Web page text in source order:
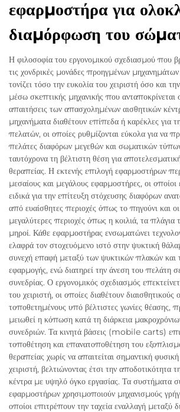
εφαρμοστήρα για
διαμόρφωση του
Η φιλοσοφία του εργονομικού σχεδιασμού που
τις χονδρικές μονάδες προηγμένων
τονίζει τόσο την ευκολία του χειριστή όσο και
μέσω σκεπτικής μηχανικής που ανταποκρίνεται
απαιτήσεις των απασχολημένων αισθητικών
μηχανήματα διαθέτουν επίπεδα ή καρέκλες για
πελατών, οι οποίες ρυθμίζονται εύκολα για να
πελάτες διαφόρων μεγεθών και σωματικών
ταυτόχρονα τη βέλτιστη θέση για
θεραπείας. Η εκτενής επιλογή εφαρμοστήρων
μεσαίους και μεγάλους εφαρμοστήρες, οι οποίοι
ειδικά για την επίτευξη στόχευσης διαφόρων
από ευαίσθητες περιοχές όπως το πηγούνι και
μεγαλύτερες περιοχές όπως η κοιλιά, τα πλάγια
μηροί. Κάθε εφαρμοστήρας ενσωματώνει
ελαφρά τον στοχευόμενο ιστό στην ψυκτική
συνεχή επαφή μεταξύ των ψυκτικών πλακών και
εφαρμογής, ενώ διατηρεί την άνεση του πελάτη
συνεδρίας. Ο εργονομικός σχεδιασμός
του χειριστή, οι οποίες διαθέτουν διαισθητικούς
τοποθετημένους υπό βέλτιστες γωνίες θέασης,
μειωθεί η κόπωση κατά τη διάρκεια
συνεδριών. Τα κινητά βάσεις (mobile carts)
τοποθέτηση και επανατοποθέτηση του
θεραπείας χωρίς να απαιτείται σημαντική
χειριστή, βελτιώνοντας έτσι την αποδοτικότητα
κέντρα με υψηλό όγκο εργασίας. Τα συστήματα
εφαρμοστήρων χρησιμοποιούν μηχανισμούς
οποίοι επιτρέπουν την ταχεία εναλλαγή μεταξύ